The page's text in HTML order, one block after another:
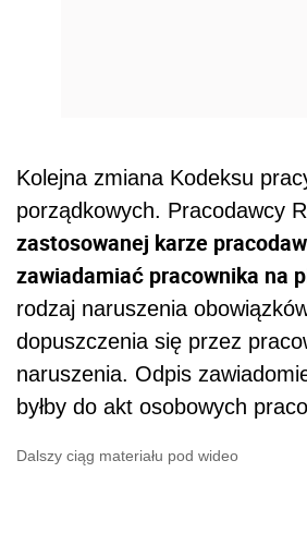
Kolejna zmiana Kodeksu
porządkowych. Pracodawcy
zastosowanej karze
zawiadamiać pracownika na
rodzaj naruszenia
dopuszczenia się przez
naruszenia. Odpis
byłby do akt osobowych
Dalszy ciąg materiału pod wideo